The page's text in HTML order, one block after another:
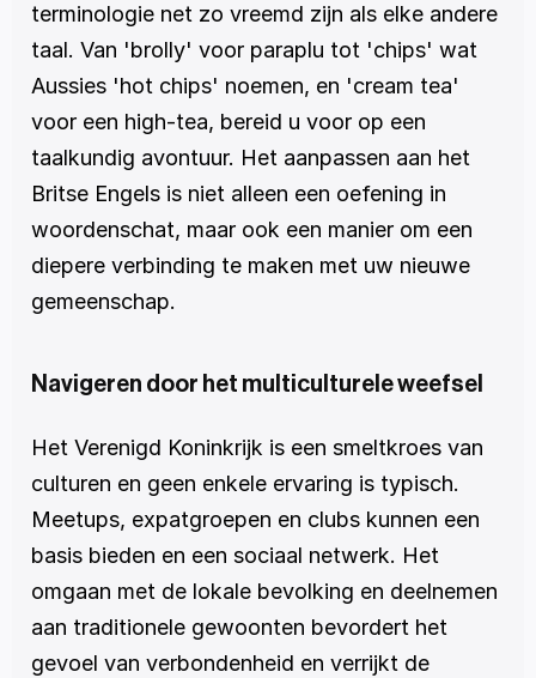
terminologie net zo vreemd zijn als elke andere
taal. Van 'brolly' voor paraplu tot 'chips' wat
Aussies 'hot chips' noemen, en 'cream tea'
voor een high-tea, bereid u voor op een
taalkundig avontuur. Het aanpassen aan het
Britse Engels is niet alleen een oefening in
woordenschat, maar ook een manier om een
diepere verbinding te maken met uw nieuwe
gemeenschap.
Navigeren door het multiculturele weefsel
Het Verenigd Koninkrijk is een smeltkroes van
culturen en geen enkele ervaring is typisch.
Meetups, expatgroepen en clubs kunnen een
basis bieden en een sociaal netwerk. Het
omgaan met de lokale bevolking en deelnemen
aan traditionele gewoonten bevordert het
gevoel van verbondenheid en verrijkt de